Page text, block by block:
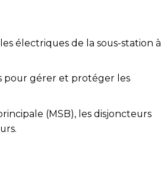
électriques de la sous-station à
pour gérer et protéger les
(MSB), les disjoncteurs